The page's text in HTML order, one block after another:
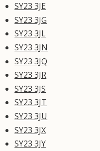
SY23 3JE
SY23 3JG
SY23 3JL
SY23 3JN
SY23 3JQ
SY23 3JR
SY23 3JS
SY23 3JT
SY23 3JU
SY23 3JX
SY23 3JY